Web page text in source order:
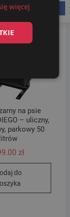
na psie
– uliczny,
parkowy 50
litrów
zł
do
więcej